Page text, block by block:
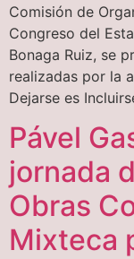
Comisión de
Congreso del
Bonaga Ruiz, se
realizadas por la
Dejarse es
Pável
jornada
Obras
Mixteca